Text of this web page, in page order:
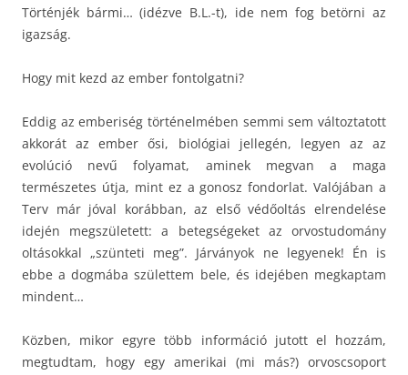
Történjék bármi… (idézve B.L.-t), ide nem fog betörni az
igazság.
Hogy mit kezd az ember fontolgatni?
Eddig az emberiség történelmében semmi sem változtatott
akkorát az ember ősi, biológiai jellegén, legyen az az
evolúció nevű folyamat, aminek megvan a maga
természetes útja, mint ez a gonosz fondorlat. Valójában a
Terv már jóval korábban, az első védőoltás elrendelése
idején megszületett: a betegségeket az orvostudomány
oltásokkal „szünteti meg”. Járványok ne legyenek! Én is
ebbe a dogmába születtem bele, és idejében megkaptam
mindent…
Közben, mikor egyre több információ jutott el hozzám,
megtudtam, hogy egy amerikai (mi más?) orvoscsoport